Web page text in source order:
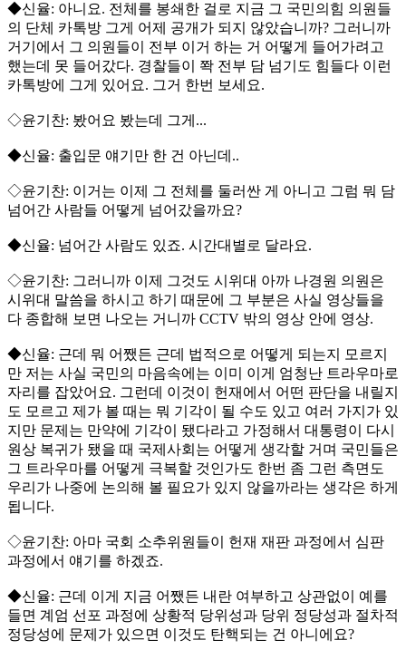
◆신율: 아니요. 전체를 봉쇄한 걸로 지금 그 국민의힘 의원들
의 단체 카톡방 그게 어제 공개가 되지 않았습니까? 그러니까
거기에서 그 의원들이 전부 이거 하는 거 어떻게 들어가려고
했는데 못 들어갔다. 경찰들이 쫙 전부 담 넘기도 힘들다 이런
카톡방에 그게 있어요. 그거 한번 보세요.
◇윤기찬: 봤어요 봤는데 그게...
◆신율: 출입문 얘기만 한 건 아닌데..
◇윤기찬: 이거는 이제 그 전체를 둘러싼 게 아니고 그럼 뭐 담
넘어간 사람들 어떻게 넘어갔을까요?
◆신율: 넘어간 사람도 있죠. 시간대별로 달라요.
◇윤기찬: 그러니까 이제 그것도 시위대 아까 나경원 의원은
시위대 말씀을 하시고 하기 때문에 그 부분은 사실 영상들을
다 종합해 보면 나오는 거니까 CCTV 밖의 영상 안에 영상.
◆신율: 근데 뭐 어쨌든 근데 법적으로 어떻게 되는지 모르지
만 저는 사실 국민의 마음속에는 이미 이게 엄청난 트라우마로
자리를 잡았어요. 그런데 이것이 헌재에서 어떤 판단을 내릴지
도 모르고 제가 볼 때는 뭐 기각이 될 수도 있고 여러 가지가 있
지만 문제는 만약에 기각이 됐다라고 가정해서 대통령이 다시
원상 복귀가 됐을 때 국제사회는 어떻게 생각할 거며 국민들은
그 트라우마를 어떻게 극복할 것인가도 한번 좀 그런 측면도
우리가 나중에 논의해 볼 필요가 있지 않을까라는 생각은 하게
됩니다.
◇윤기찬: 아마 국회 소추위원들이 헌재 재판 과정에서 심판
과정에서 얘기를 하겠죠.
◆신율: 근데 이게 지금 어쨌든 내란 여부하고 상관없이 예를
들면 계엄 선포 과정에 상황적 당위성과 당위 정당성과 절차적
정당성에 문제가 있으면 이것도 탄핵되는 건 아니에요?